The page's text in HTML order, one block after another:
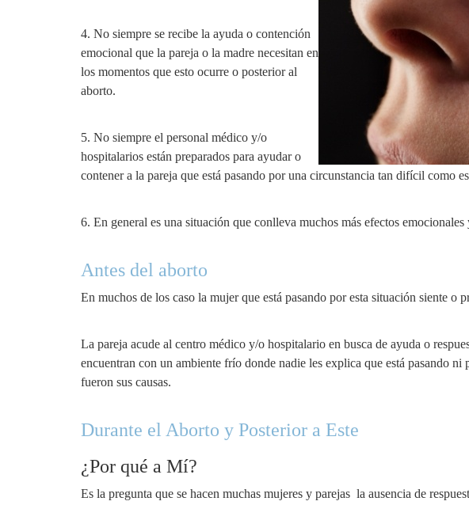
4. No siempre se recibe la ayuda o contención
emocional que la pareja o la madre necesitan en
los momentos que esto ocurre o posterior al
aborto.
5. No siempre el personal médico y/o
hospitalarios están preparados para ayudar o
contener a la pareja que está pasando por una circunstancia tan difícil como
6. En general es una situación que conlleva muchos más efectos
Antes del aborto
En muchos de los caso la mujer que está pasando por esta situación siente o
La pareja acude al centro médico y/o hospitalario en busca de ayuda o
encuentran con un ambiente frío donde nadie les explica que está pasando ni
fueron sus causas.
Durante el Aborto y Posterior a Este
¿Por qué a Mí?
Es la pregunta que se hacen muchas mujeres y parejas la ausencia de